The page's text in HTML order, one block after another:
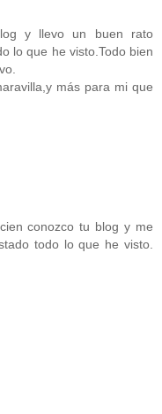
y llevo un buen rato
lo que he visto.Todo bien
más para mi que
conozco tu blog y me
todo lo que he visto.